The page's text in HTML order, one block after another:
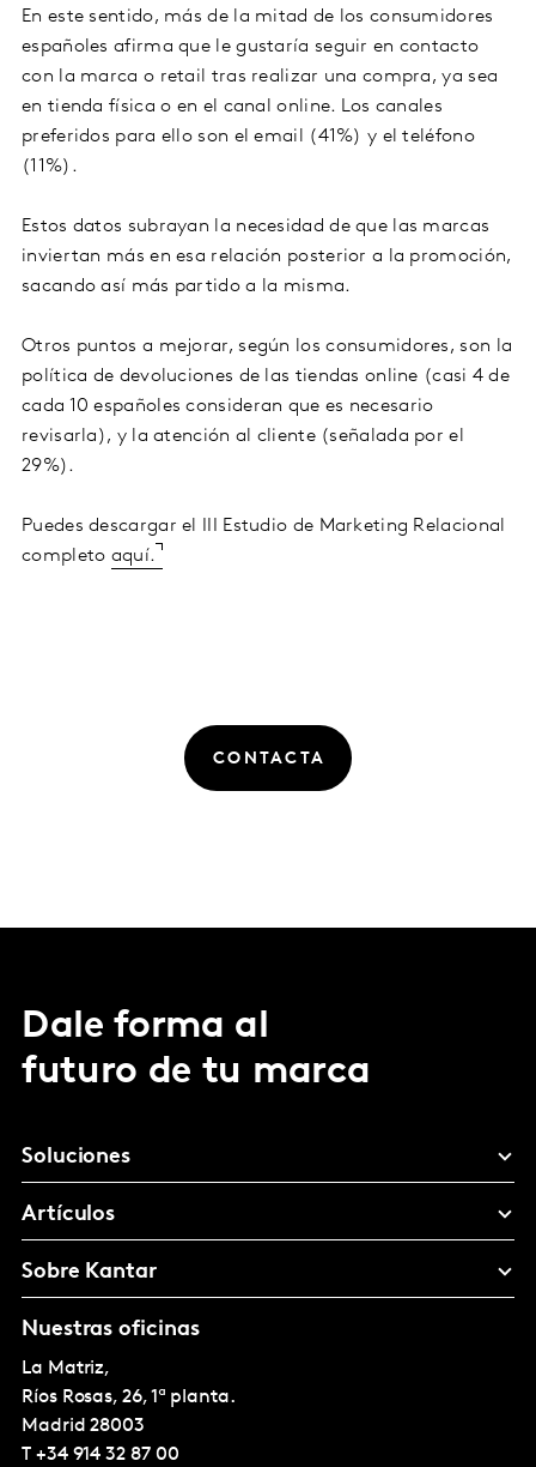
En este sentido, más de la mitad de los consumidores
españoles afirma que le gustaría seguir en contacto
con la marca o retail tras realizar una compra, ya sea
en tienda física o en el canal online. Los canales
preferidos para ello son el email (41%) y el teléfono
(11%).
Estos datos subrayan la necesidad de que las marcas
inviertan más en esa relación posterior a la promoción,
sacando así más partido a la misma.
Otros puntos a mejorar, según los consumidores, son la
política de devoluciones de las tiendas online (casi 4 de
cada 10 españoles consideran que es necesario
revisarla), y la atención al cliente (señalada por el
29%).
Puedes descargar el III Estudio de Marketing Relacional
completo aquí.
CONTACTA
Dale forma al
futuro de tu marca
Soluciones
Artículos
Sobre Kantar
Nuestras oficinas
La Matriz,
Ríos Rosas, 26, 1ª planta.
Madrid 28003
T +34 914 32 87 00